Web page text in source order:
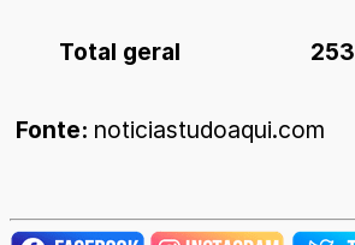
Total geral 253
Fonte: noticiastudoaqui.com